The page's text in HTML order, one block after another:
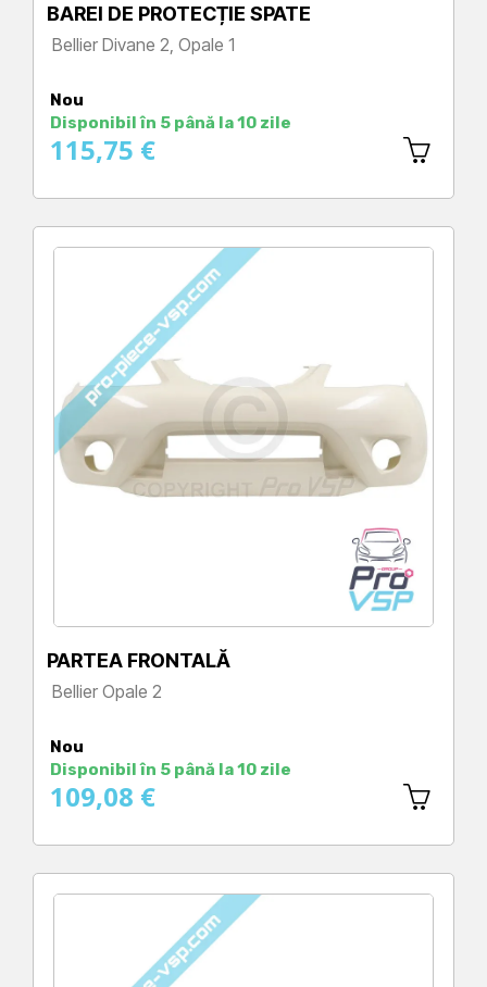
BAREI DE PROTECȚIE SPATE
Bellier Divane 2, Opale 1
Nou
Disponibil în 5 până la 10 zile
115,75 €
PARTEA FRONTALĂ
Bellier Opale 2
Nou
Disponibil în 5 până la 10 zile
109,08 €